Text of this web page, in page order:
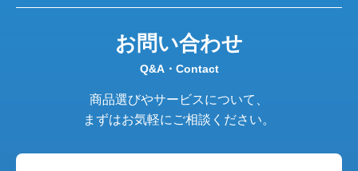
お問い合わせ
Q&A・Contact
商品選びやサービスについて、
まずはお気軽にご相談ください。